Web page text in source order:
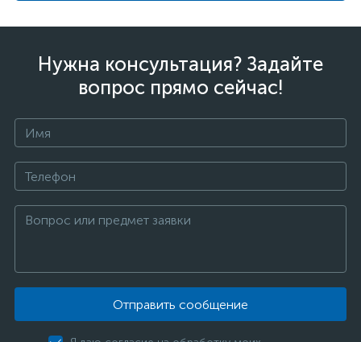
Нужна консультация? Задайте
вопрос прямо сейчас!
Отправить сообщение